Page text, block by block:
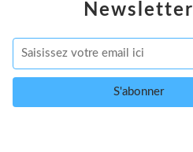
Newsletter